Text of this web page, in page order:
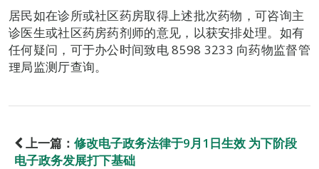
居民如在诊所或社区药房取得上述批次药物，可咨询主
诊医生或社区药房药剂师的意见，以获安排处理。如有
任何疑问，可于办公时间致电 8598 3233 向药物监督管
理局监测厅查询。
上一篇： 修改电子政务法律于9月1日生效 为下阶段
电子政务发展打下基础